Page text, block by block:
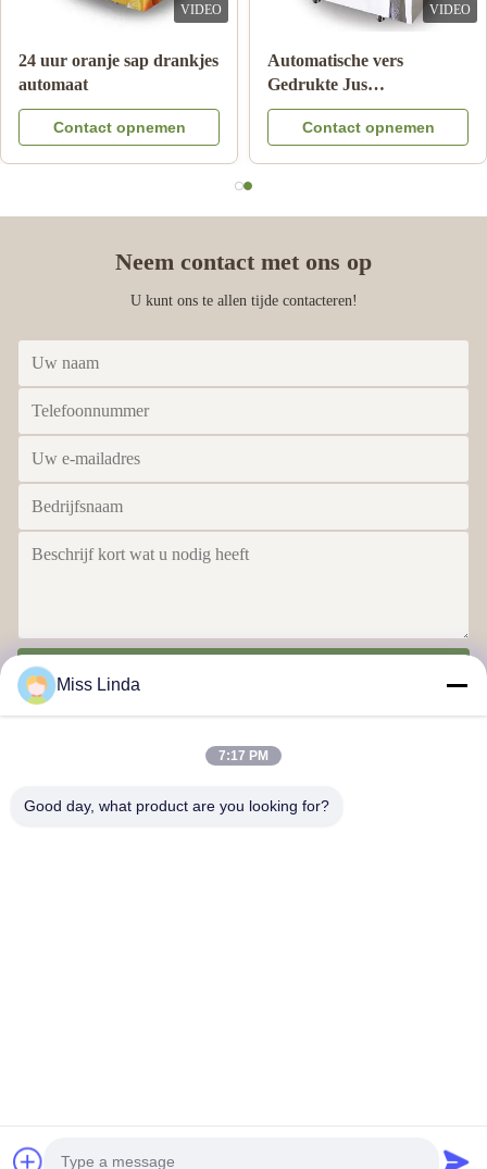
VIDEO
24 uur oranje sap drankjes
automaat
Contact opnemen
VIDEO
Automatische vers
Gedrukte Jus
d'orangeAutomaat voor
Commercieel
Contact opnemen
Neem contact met ons op
U kunt ons te allen tijde contacteren!
Miss Linda
7:17 PM
Good day, what product are you looking for?